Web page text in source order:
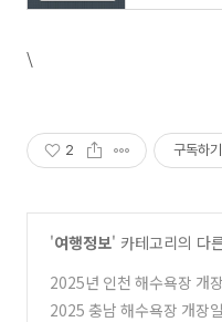
\
2 구독하기
'여행정보' 카테고리의 다
2025년 인천 해수욕장 개
2025 충남 해수욕장 개장